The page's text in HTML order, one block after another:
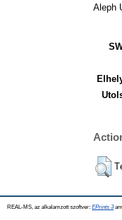
Aleph
REAL-MS, az alkalamzott szoftver: EPrints 3